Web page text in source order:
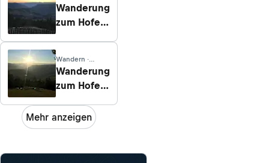
Venetien
Wanderung
zum Hofer
Schlern
Wandern ·
Venetien
Wanderung
zum Hofer
Ums bei
Völs
Zustieg)
Mehr anzeigen